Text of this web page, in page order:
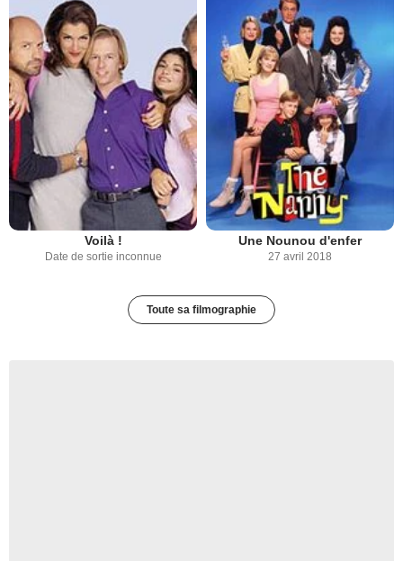
Voilà !
Date de sortie inconnue
Une Nounou d'enfer
27 avril 2018
Toute sa filmographie